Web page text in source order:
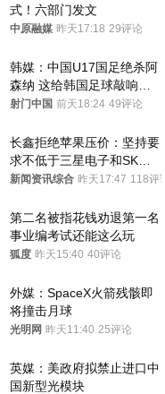
式！六部门发文
中原融媒 昨天17:18 29评论
韩媒：中国U17国足绝杀阿
森纳 这给韩国足球敲响了
警钟
射门中国 前天18:24 49评论
长鑫拒绝苹果压价：坚持要
求不低于三星电子和SK海
力士
新闻资讯综合 昨天17:47 118评论
第二名被指花钱劝退第一名
事业编考试还能这么玩
狐度 昨天15:40 40评论
外媒：SpaceX火箭残骸即
将撞击月球
光明网 昨天11:40 25评论
英媒：美政府拟禁止进口中
国新型光模块